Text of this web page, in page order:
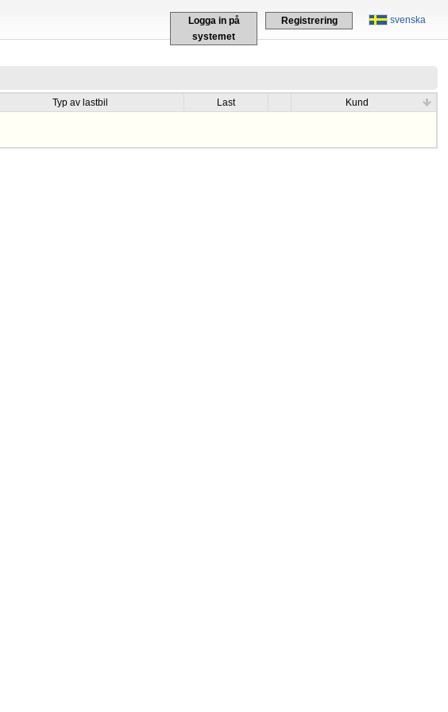
svenska
Logga in på
systemet
Registrering
Typ av lastbil Last
Kund